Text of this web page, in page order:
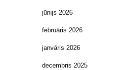
jūnijs 2026
februāris 2026
janvāris 2026
decembris 2025